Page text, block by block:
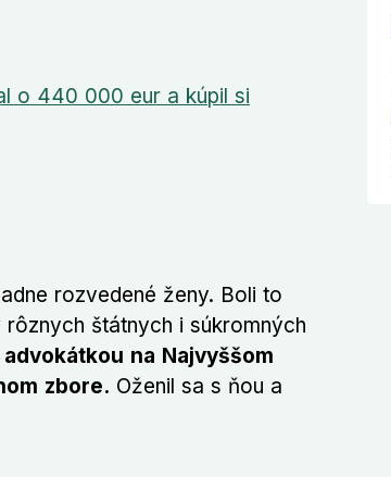
o 440 000 eur a kúpil si
rozvedené ženy. Boli to
štátnych i súkromných
na Najvyššom
zbore. Oženil sa s ňou a